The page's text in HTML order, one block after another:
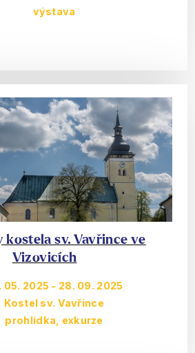
výstava
kostela sv. Vavřince ve
Vizovicích
05. 2025 - 28. 09. 2025
Kostel sv. Vavřince
prohlídka, exkurze